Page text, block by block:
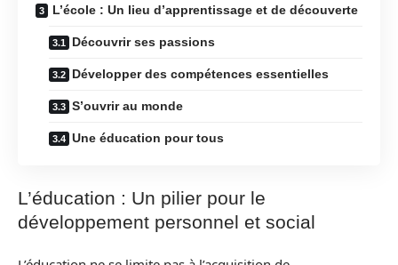
L’école : Un lieu d’apprentissage et de découverte
Découvrir ses passions
Développer des compétences essentielles
S’ouvrir au monde
Une éducation pour tous
L’éducation : Un pilier pour le
développement personnel et social